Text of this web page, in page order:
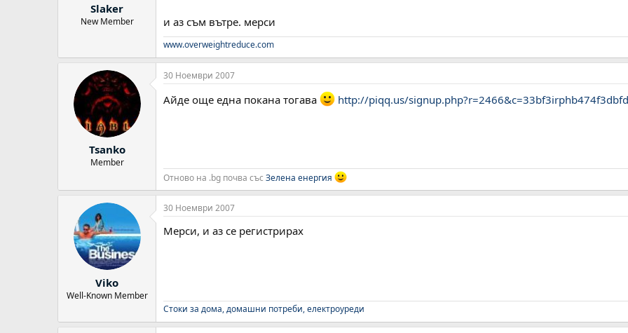
Slaker
New Member и аз съм вътре. мерси
www.overweightreduce.com
Tsanko
Member
30 Ноември 2007
Айде още една покана тогава http://piqq.us/
Отново на .bg почва със Зелена енергия
Viko
Well-Known Member
30 Ноември 2007
Мерси, и аз се регистрирах
Стоки за дома, домашни потреби, електроуреди